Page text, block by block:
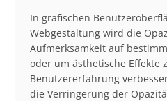
In grafischen
Webgestaltung wird die
Aufmerksamkeit auf
oder um ästhetische Effekte
Benutzererfahrung
die Verringerung der